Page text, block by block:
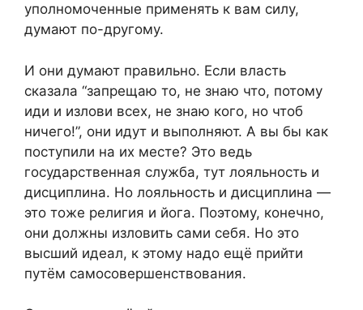
уполномоченные применять к вам силу,
думают по-другому.
И они думают правильно. Если власть
сказала “запрещаю то, не знаю что, потому
иди и излови всех, не знаю кого, но чтоб
ничего!”, они идут и выполняют. А вы бы как
поступили на их месте? Это ведь
государственная служба, тут лояльность и
дисциплина. Но лояльность и дисциплина —
это тоже религия и йога. Поэтому, конечно,
они должны изловить сами себя. Но это
высший идеал, к этому надо ещё прийти
путём самосовершенствования.